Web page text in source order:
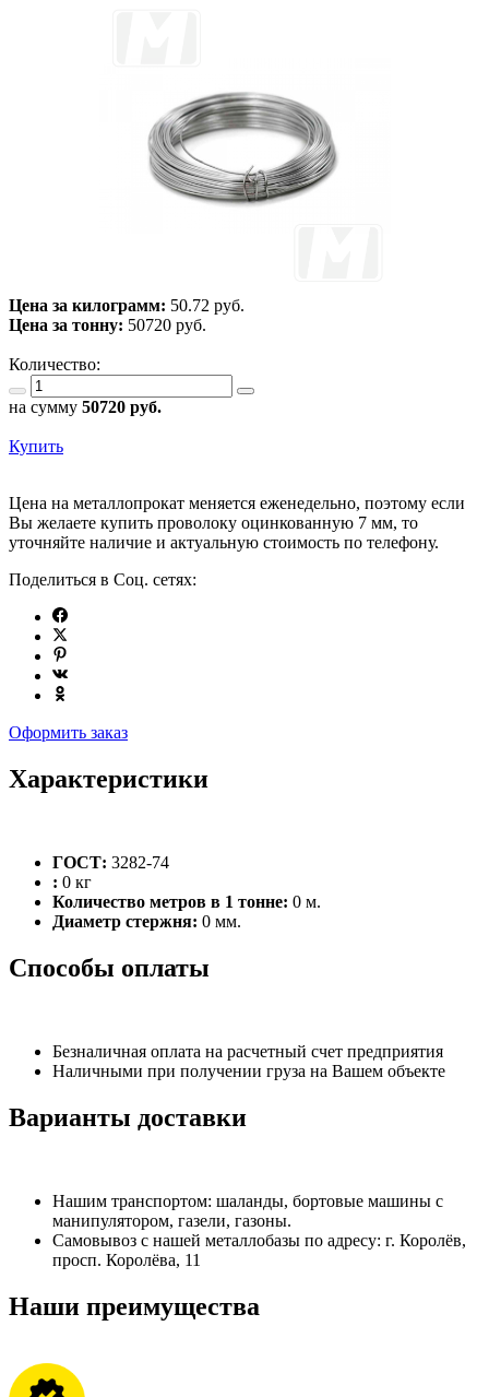
Цена за килограмм: 50.72 руб.
Цена за тонну: 50720 руб.
Количество:
на сумму 50720 руб.
Купить
Цена на металлопрокат меняется еженедельно, поэтому если
Вы желаете купить проволоку оцинкованную 7 мм, то
уточняйте наличие и актуальную стоимость по телефону.
Поделиться в Соц. сетях:
Оформить заказ
Характеристики
ГОСТ: 3282-74
: 0 кг
Количество метров в 1 тонне: 0 м.
Диаметр стержня: 0 мм.
Способы оплаты
Безналичная оплата на расчетный счет предприятия
Наличными при получении груза на Вашем объекте
Варианты доставки
Нашим транспортом: шаланды, бортовые машины с
манипулятором, газели, газоны.
Самовывоз с нашей металлобазы по адресу: г. Королёв,
просп. Королёва, 11
Наши преимущества